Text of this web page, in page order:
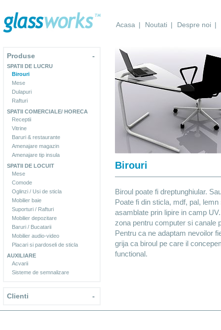
Acasa | Noutati | Despre noi |
-
Produse
SPATII DE LUCRU
Birouri
Mese
Dulapuri
Rafturi
SPATII COMERCIALE/ HORECA
Receptii
Vitrine
Baruri & restaurante
Amenajare magazin
Amenajare tip insula
SPATII DE LOCUIT
Mese
Comode
Oglinzi / Usi de sticla
Mobilier baie
Suporturi / Rafturi
Mobilier depozitare
Baruri / Bucatarii
Mobilier audio-video
Placari si pardoseli de sticla
AUXILIARE
Acvarii
Sisteme de semnalizare
-
Clienti
Birouri
Biroul poate fi dreptunghiular.
Poate fi din sticla, mdf, pal,
asamblate prin lipire in camp
zona pentru computer si canale
Pentru ca ne adaptam nevoilor
grija ca biroul pe care il
functional.